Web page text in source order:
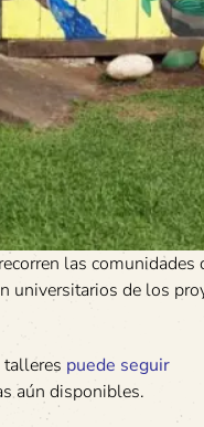
las
universitarios de los
talleres puede seguir
aún disponibles.